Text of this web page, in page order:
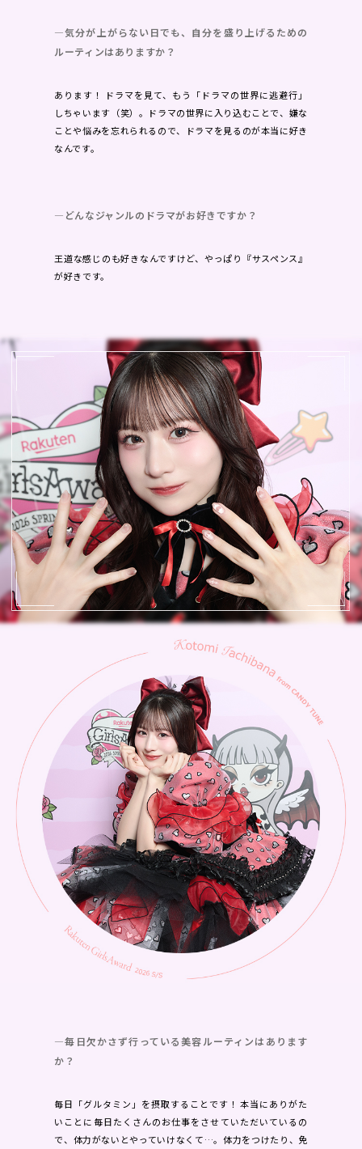
―気分が上がらない日でも、自分を盛り上げるための
ルーティンはありますか？
あります！ ドラマを見て、もう「ドラマの世界に逃避行」
しちゃいます（笑）。ドラマの世界に入り込むことで、嫌な
ことや悩みを忘れられるので、ドラマを見るのが本当に好き
なんです。
―どんなジャンルのドラマがお好きですか？
王道な感じのも好きなんですけど、やっぱり『サスペンス』
が好きです。
―毎日欠かさず行っている美容ルーティンはあります
か？
毎日「グルタミン」を摂取することです！ 本当にありがた
いことに毎日たくさんのお仕事をさせていただいているの
で、体力がないとやっていけなくて…。体力をつけたり、免